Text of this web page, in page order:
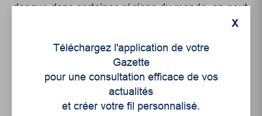
dengue dans certaines régions du monde, on peut
alimentaire au nom de notre petit confort
Un jour, il faudra bien comprendre que l’humain
fait partie des écosystèmes et que pour assurer
X
Téléchargez l'application de votre
Gazette
pour une consultation efficace de vos
actualités
et créer votre fil personnalisé.